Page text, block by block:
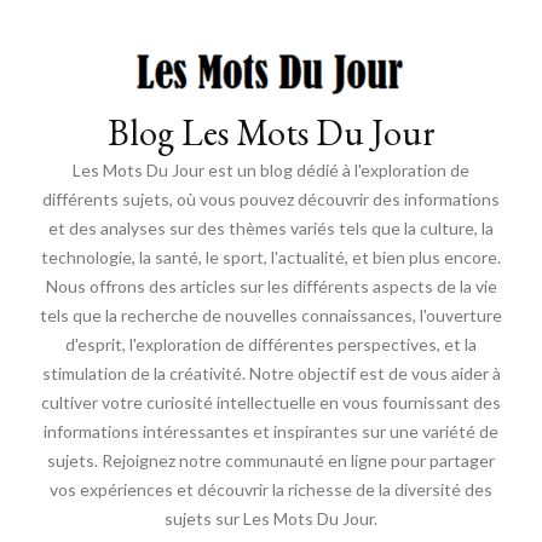
Blog Les Mots Du Jour
Les Mots Du Jour est un blog dédié à l'exploration de
différents sujets, où vous pouvez découvrir des informations
et des analyses sur des thèmes variés tels que la culture, la
technologie, la santé, le sport, l'actualité, et bien plus encore.
Nous offrons des articles sur les différents aspects de la vie
tels que la recherche de nouvelles connaissances, l'ouverture
d'esprit, l'exploration de différentes perspectives, et la
stimulation de la créativité. Notre objectif est de vous aider à
cultiver votre curiosité intellectuelle en vous fournissant des
informations intéressantes et inspirantes sur une variété de
sujets. Rejoignez notre communauté en ligne pour partager
vos expériences et découvrir la richesse de la diversité des
sujets sur Les Mots Du Jour.